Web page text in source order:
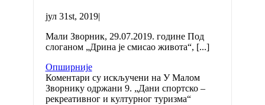
јул 31st, 2019|
Мали Зворник, 29.07.2019. године Под
слоганом „Дрина је смисао живота“, [...]
Опширније
Коментари су искључени на У Малом
Зворнику одржани 9. „Дани спортско –
рекреативног и културног туризма“